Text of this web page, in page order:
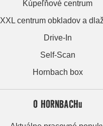
Kúpeľňové centrum
XXL centrum obkladov a
Drive-In
Self-Scan
Hornbach box
O HORNBACHu